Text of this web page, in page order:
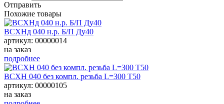
Отправить
Похожие товары
ВСХНд 040 н.р. Б/П Ду40
артикул: 00000014
на заказ
подробнее
ВСХН 040 без компл. резьба L=300 Т50
артикул: 00000105
на заказ